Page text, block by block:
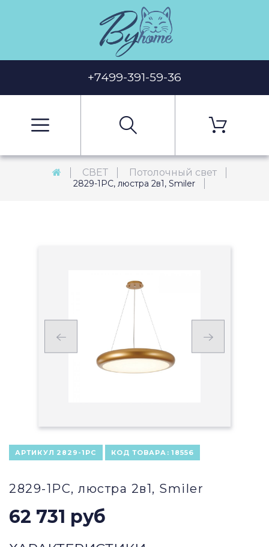
+7499-391-59-36
СВЕТ Потолочный свет
2829-1PC, люстра 2в1, Smiler
АРТИКУЛ 2829-1PC КОД ТОВАРА: 18556
2829-1PC, люстра 2в1, Smiler
62 731 руб